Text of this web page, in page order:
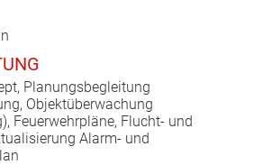
Planungsbegleitung
Objektüberwachung
Feuerwehrpläne, Flucht- und
Alarm- und